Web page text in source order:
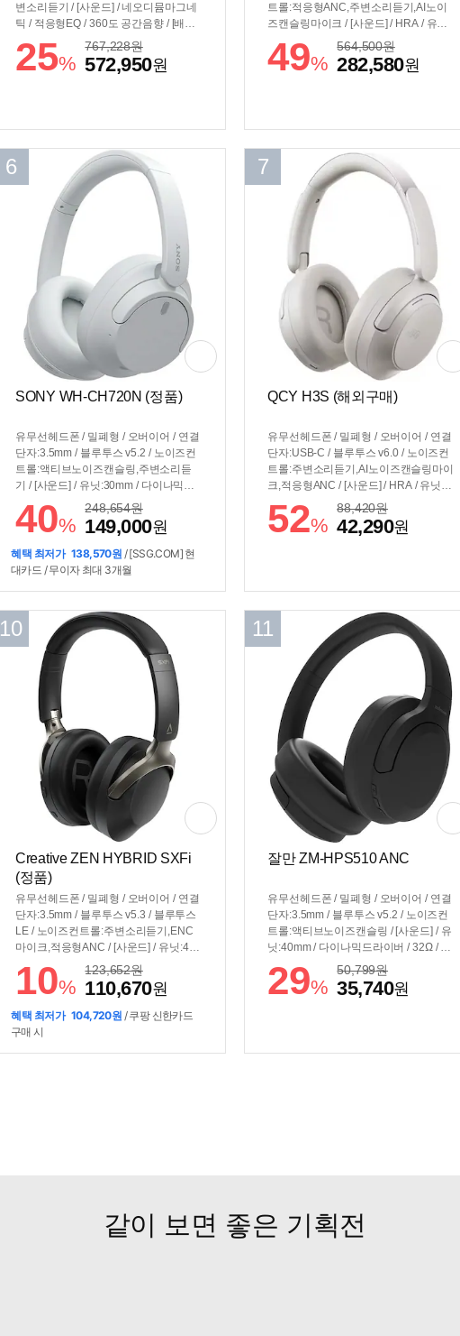
변소리듣기 / [사운드] / 네오디뮴마그네
틱 / 적응형EQ / 360도 공간음향 / [배터
리] / 재생시간:20시간(ANC ON) / 충전:
USB-C / [기능] / 편의기능:AI통역사용 /
음성명령 / 멀티포인트 / [부가] / 무게:38
25%
767,228원
572,950원
트롤:적응형ANC,주변소리듣기,AI노이
즈캔슬링마이크 / [사운드] / HRA / 유닛:
30mm / 다이나믹드라이버 / 네오디뮴마
그네틱 / 48Ω / 102dB / 4Hz~40kHz / 코
덱:AAC,LDAC,SBC / 적응형EQ / 돌비
글패스트페어 / 멀티포인트 / 마이크특
징:빔포밍 / [부가] / 무게:250g / 회전형
이어컵 / 추가구성품:휴대용케이스
49%
564,500원
282,580원
6
SONY WH-CH720N (정품)
유무선헤드폰 / 밀폐형 / 오버이어 / 연결
단자:3.5mm / 블루투스 v5.2 / 노이즈컨
트롤:액티브노이즈캔슬링,주변소리듣
기 / [사운드] / 유닛:30mm / 다이나믹드
라이버 / 네오디뮴마그네틱 / 99dB, 108
dB / 7Hz~20kHz(액티브모드), 20Hz~2
0kHz(블루투스연결) / 코덱:SBC,AAC /
360도공간음향 / [배터리] / 재생시간:35
시간(ANC ON), 50시간(ANC OFF) / 충
구글패스트페어 / 마이크특징:빔포밍 /
[부가] / 케이블특징:탈착식케이블 / 무게:
192g / 회전형이어컵
40%
248,654원
149,000원
혜택 최저가 138,570원 / [SSG.COM] 현
대카드 / 무이자 최대 3개월
7
QCY H3S (해외구매)
유무선헤드폰 / 밀폐형 / 오버이어 / 연결
단자:USB-C / 블루투스 v6.0 / 노이즈컨
트롤:주변소리듣기,AI노이즈캔슬링마이
크,적응형ANC / [사운드] / HRA / 유닛:1
3mm, 40mm / 다이나믹드라이버 / 코덱:
LDAC / 360도공간음향 / [배터리] / 재생
시간:58시간(ANC ON), 102시간(ANC
52%
88,420원
42,290원
10
Creative ZEN HYBRID SXFi
(정품)
유무선헤드폰 / 밀폐형 / 오버이어 / 연결
단자:3.5mm / 블루투스 v5.3 / 블루투스
LE / 노이즈컨트롤:주변소리듣기,ENC
마이크,적응형ANC / [사운드] / 유닛:40
mm / 네오디뮴마그네틱 / 다이나믹드라
이버 / 20Hz~20kHz / 코덱:AAC,SBC / 3
60도공간음향 / [배터리] / 재생시간:40
시간(ANC ON), 70시간(ANC OFF) / 충
전:USB-C / [기능] / EQ수동조절 / 저지
10%
123,652원
110,670원
혜택 최저가 104,720원 / 쿠팡 신한카드
구매 시
11
잘만 ZM-HPS510 ANC
유무선헤드폰 / 밀폐형 / 오버이어 / 연결
단자:3.5mm / 블루투스 v5.2 / 노이즈컨
트롤:액티브노이즈캔슬링 / [사운드] / 유
닛:40mm / 다이나믹드라이버 / 32Ω / 10
3dB / 20Hz~20kHz / 코덱:SBC,AAC /
[배터리] / 재생시간:20시간 / 충전:USB-
C / [기능] / 음성명령 / [부가] / 무게:230g
29%
50,799원
35,740원
같이 보면 좋은 기획전